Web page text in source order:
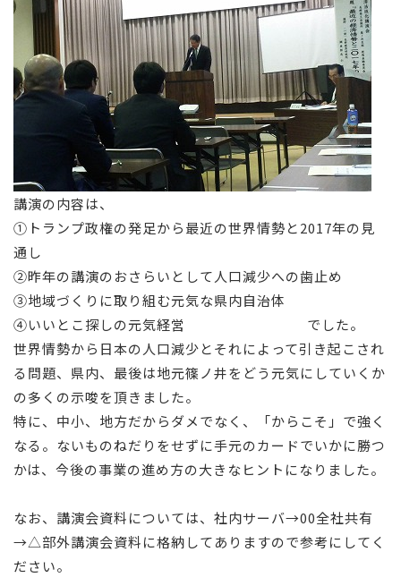
講演の内容は、
①トランプ政権の発足から最近の世界情勢と2017年の見
通し
②昨年の講演のおさらいとして人口減少への歯止め
③地域づくりに取り組む元気な県内自治体
④いいとこ探しの元気経営 でした。
世界情勢から日本の人口減少とそれによって引き起こされ
る問題、県内、最後は地元篠ノ井をどう元気にしていくか
の多くの示唆を頂きました。
特に、中小、地方だからダメでなく、「からこそ」で強く
なる。ないものねだりをせずに手元のカードでいかに勝つ
かは、今後の事業の進め方の大きなヒントになりました。
なお、講演会資料については、社内サーバ→00全社共有
→△部外講演会資料に格納してありますので参考にしてく
ださい。